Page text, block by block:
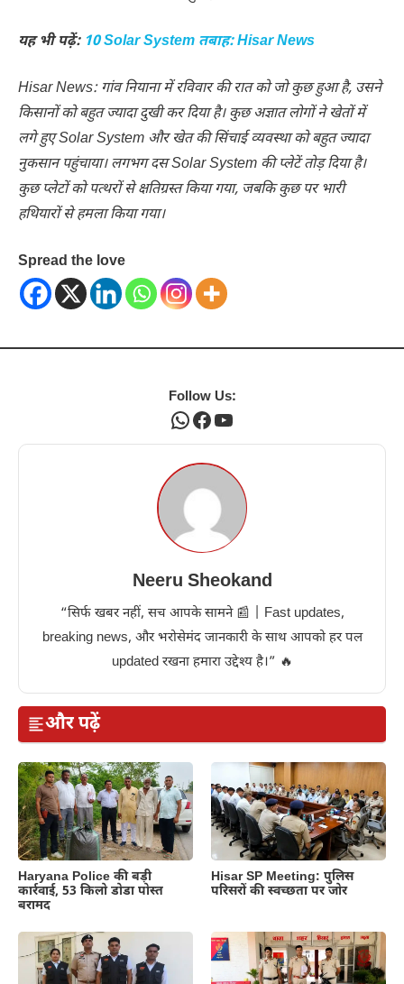
यह भी पढ़ें: 10 Solar System तबाह: Hisar News
Hisar News: गांव नियाना में रविवार की रात को जो कुछ हुआ है, उसने
किसानों को बहुत ज्यादा दुखी कर दिया है। कुछ अज्ञात लोगों ने खेतों में
लगे हुए Solar System और खेत की सिंचाई व्यवस्था को बहुत ज्यादा
नुकसान पहुंचाया। लगभग दस Solar System की प्लेटें तोड़ दिया है।
कुछ प्लेटों को पत्थरों से क्षतिग्रस्त किया गया, जबकि कुछ पर भारी
हथियारों से हमला किया गया।
Spread the love
Follow Us:
WhatsApp
Facebook
YouTube
Neeru Sheokand
“सिर्फ खबर नहीं, सच आपके सामने 📰 | Fast updates,
breaking news, और भरोसेमंद जानकारी के साथ आपको हर पल
updated रखना हमारा उद्देश्य है।” 🔥
और पढ़ें
Haryana Police की बड़ी
कार्रवाई, 53 किलो डोडा पोस्त
बरामद
Hisar SP Meeting: पुलिस
परिसरों की स्वच्छता पर जोर